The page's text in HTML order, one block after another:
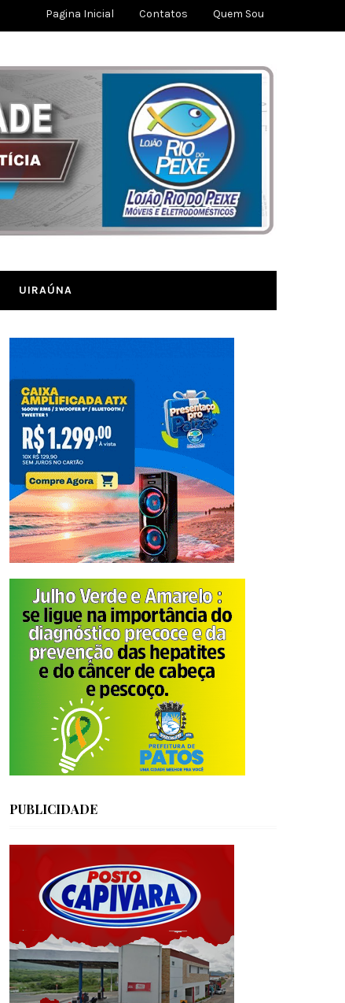
Pagina Inicial Contatos Quem Sou
UIRAÚNA
PUBLICIDADE